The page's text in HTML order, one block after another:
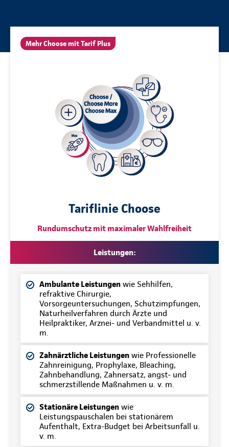
Mehr Choose mit Tarif Plus
Tariflinie Choose
Rundumschutz mit maximaler Wahlfreiheit
Leistungen:
Ambulante Leistungen wie Sehhilfen,
refraktive Chirurgie,
Vorsorgeuntersuchungen, Schutzimpfungen,
Naturheilverfahren durch Ärzte und
Heilpraktiker, Arznei- und Verbandmittel u. v.
m.
Zahnärztliche Leistungen wie Professionelle
Zahnreinigung, Prophylaxe, Bleaching,
Zahnbehandlung, Zahnersatz, angst- und
schmerzstillende Maßnahmen u. v. m.
Stationäre Leistungen wie
Leistungspauschalen bei stationärem
Aufenthalt, Extra-Budget bei Arbeitsunfall u.
v. m.